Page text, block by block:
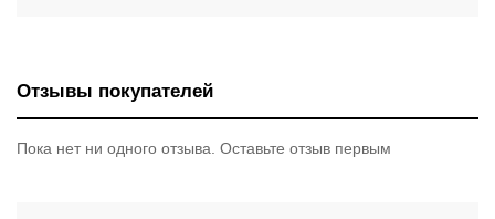
Отзывы покупателей
Пока нет ни одного отзыва. Оставьте отзыв первым